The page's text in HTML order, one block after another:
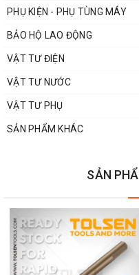
PHỤ KIỆN - PHỤ TÙNG MÁY
BẢO HỘ LAO ĐỘNG
VẬT TƯ ĐIỆN
VẬT TƯ NƯỚC
VẬT TƯ PHỤ
SẢN PHẨM KHÁC
SẢN